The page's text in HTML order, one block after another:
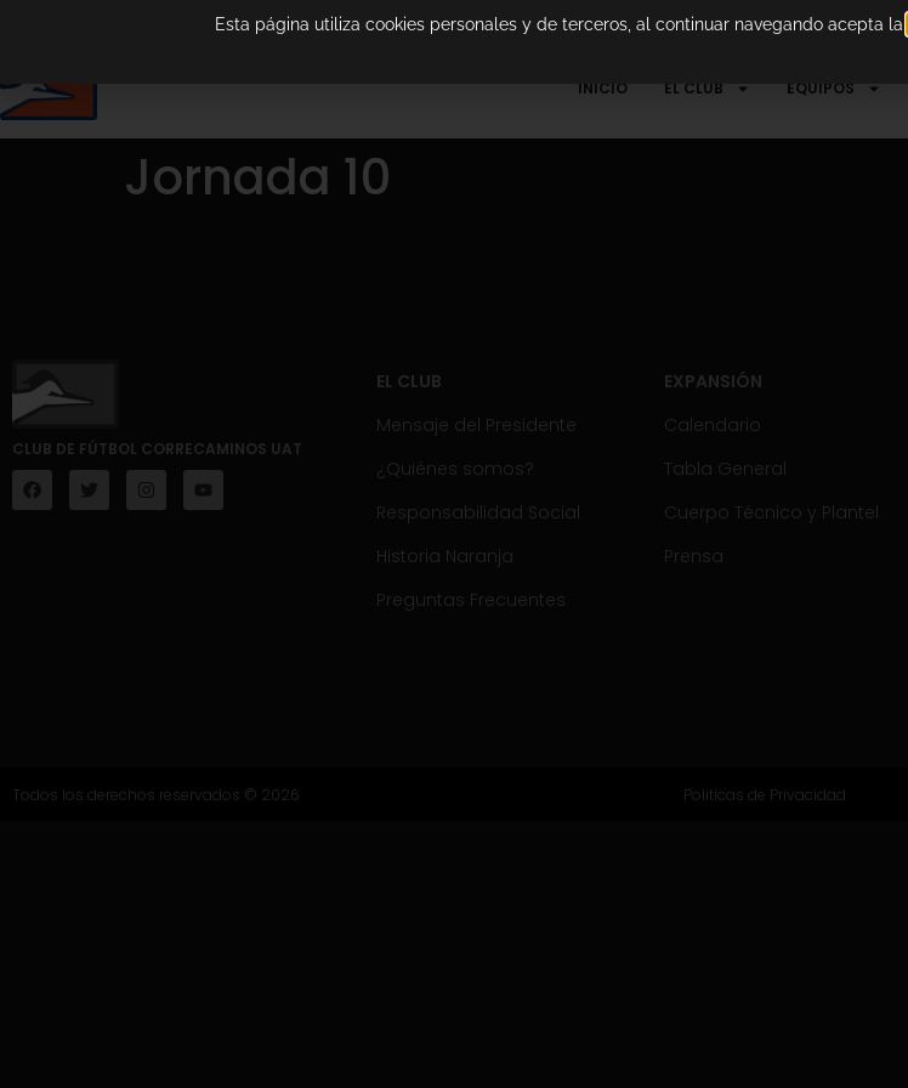
INICIO EL CLUB EQUIPOS
Jornada 10
CLUB DE FÚTBOL CORRECAMINOS UAT
EL CLUB
Mensaje del Presidente
¿Quiénes somos?
Responsabilidad Social
Historia Naranja
Preguntas Frecuentes
EXPANSIÓN
Calendario
Tabla General
Cuerpo Técnico y Plantel
Prensa
Todos los derechos reservados © 2026 Politicas de Privacidad
Esta página utiliza cookies personales y de terceros, al continuar navegando acepta la